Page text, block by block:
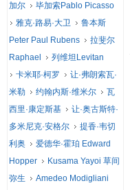
加尔
毕加索Pablo Picasso
雅克·路易·大卫
鲁本斯
Peter Paul Rubens
拉斐尔
Raphael
列维坦Levitan
卡米耶·柯罗
让·弗朗索瓦·
米勒
约翰内斯·维米尔
瓦
西里·康定斯基
让·奥古斯特·
多米尼克·安格尔
提香·韦切
利奥
爱德华·霍珀 Edward
Hopper
Kusama Yayoi 草间
弥生
Amedeo Modigliani